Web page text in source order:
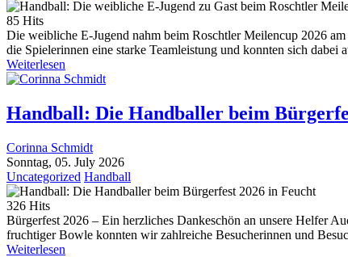
85 Hits
Die weibliche E-Jugend nahm beim Roschtler Meilencup 2026
die Spielerinnen eine starke Teamleistung und konnten sich
Weiterlesen
Handball: Die Handballer beim
Corinna Schmidt
Sonntag, 05. July 2026
Uncategorized Handball
326 Hits
Bürgerfest 2026 – Ein herzliches Dankeschön an unsere Helfer
fruchtiger Bowle konnten wir zahlreiche Besucherinnen und
Weiterlesen